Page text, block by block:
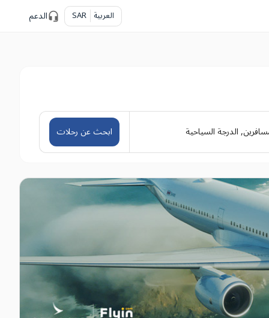
العربية SAR
الدعم
,الدرجة السياحية ابحث عن رحلات